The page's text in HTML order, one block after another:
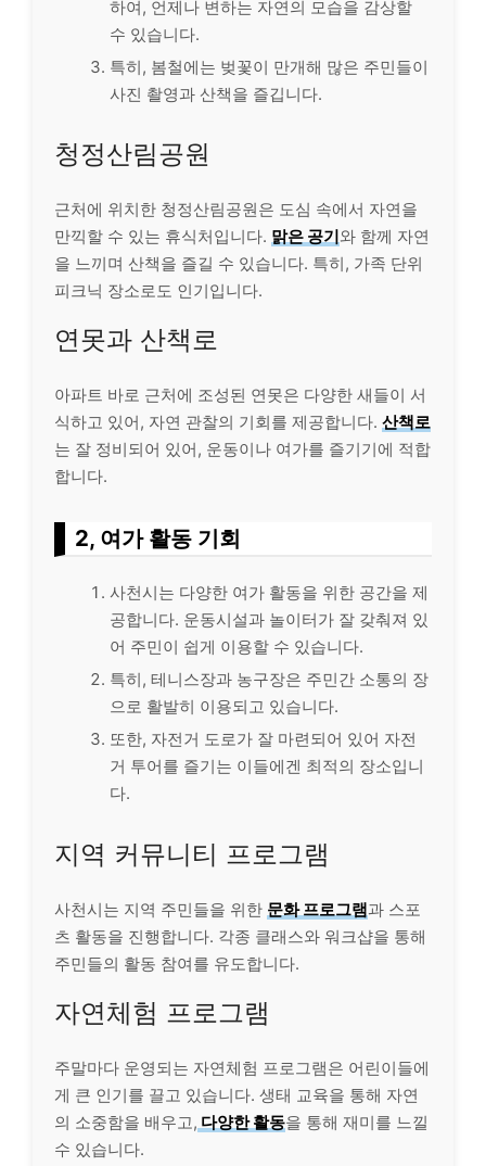
하여, 언제나 변하는 자연의 모습을 감상할
수 있습니다.
특히, 봄철에는 벚꽃이 만개해 많은 주민들이
사진 촬영과 산책을 즐깁니다.
청정산림공원
근처에 위치한 청정산림공원은 도심 속에서 자연을
만끽할 수 있는 휴식처입니다. 맑은 공기와 함께 자연
을 느끼며 산책을 즐길 수 있습니다. 특히, 가족 단위
피크닉 장소로도 인기입니다.
연못과 산책로
아파트 바로 근처에 조성된 연못은 다양한 새들이 서
식하고 있어, 자연 관찰의 기회를 제공합니다. 산책로
는 잘 정비되어 있어, 운동이나 여가를 즐기기에 적합
합니다.
2, 여가 활동 기회
사천시는 다양한 여가 활동을 위한 공간을 제
공합니다. 운동시설과 놀이터가 잘 갖춰져 있
어 주민이 쉽게 이용할 수 있습니다.
특히, 테니스장과 농구장은 주민간 소통의 장
으로 활발히 이용되고 있습니다.
또한, 자전거 도로가 잘 마련되어 있어 자전
거 투어를 즐기는 이들에겐 최적의 장소입니
다.
지역 커뮤니티 프로그램
사천시는 지역 주민들을 위한 문화 프로그램과 스포
츠 활동을 진행합니다. 각종 클래스와 워크샵을 통해
주민들의 활동 참여를 유도합니다.
자연체험 프로그램
주말마다 운영되는 자연체험 프로그램은 어린이들에
게 큰 인기를 끌고 있습니다. 생태 교육을 통해 자연
의 소중함을 배우고, 다양한 활동을 통해 재미를 느낄
수 있습니다.